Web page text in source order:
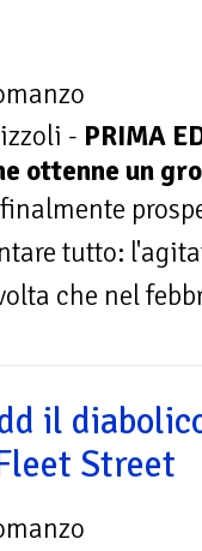
- PRIMA
ottenne un
tutto:
che nel
il
Street